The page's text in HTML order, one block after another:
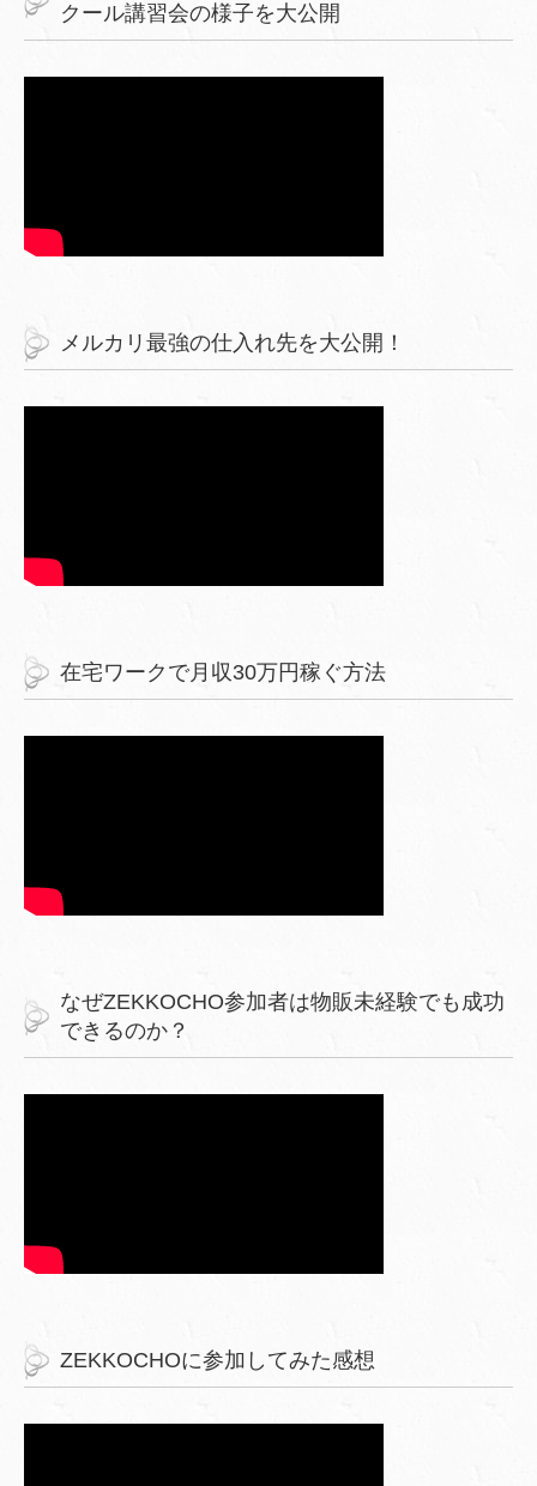
クール講習会の様子を大公開
メルカリ最強の仕入れ先を大公開！
在宅ワークで月収30万円稼ぐ方法
なぜZEKKOCHO参加者は物販未経験でも成功
できるのか？
ZEKKOCHOに参加してみた感想